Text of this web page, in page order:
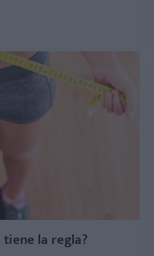
tiene la regla?